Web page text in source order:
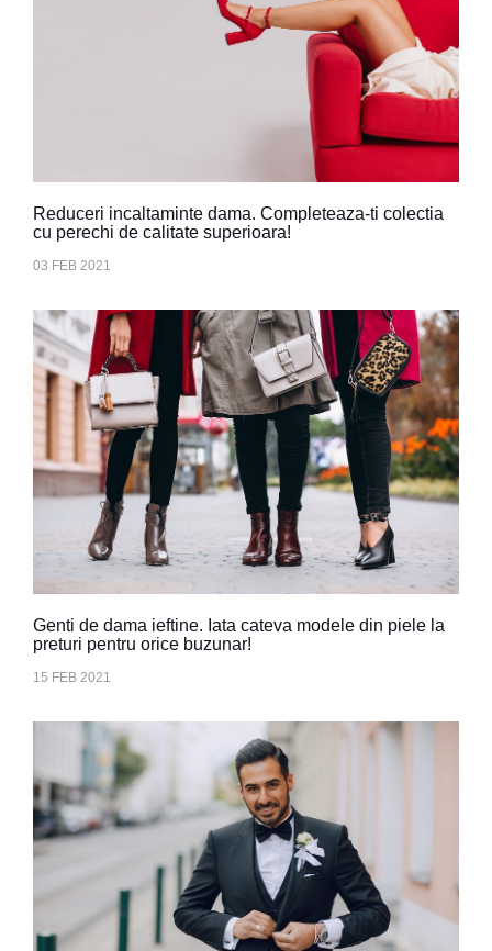
Reduceri incaltaminte dama. Completeaza-ti colectia
cu perechi de calitate superioara!
03 FEB 2021
Genti de dama ieftine. Iata cateva modele din piele la
preturi pentru orice buzunar!
15 FEB 2021